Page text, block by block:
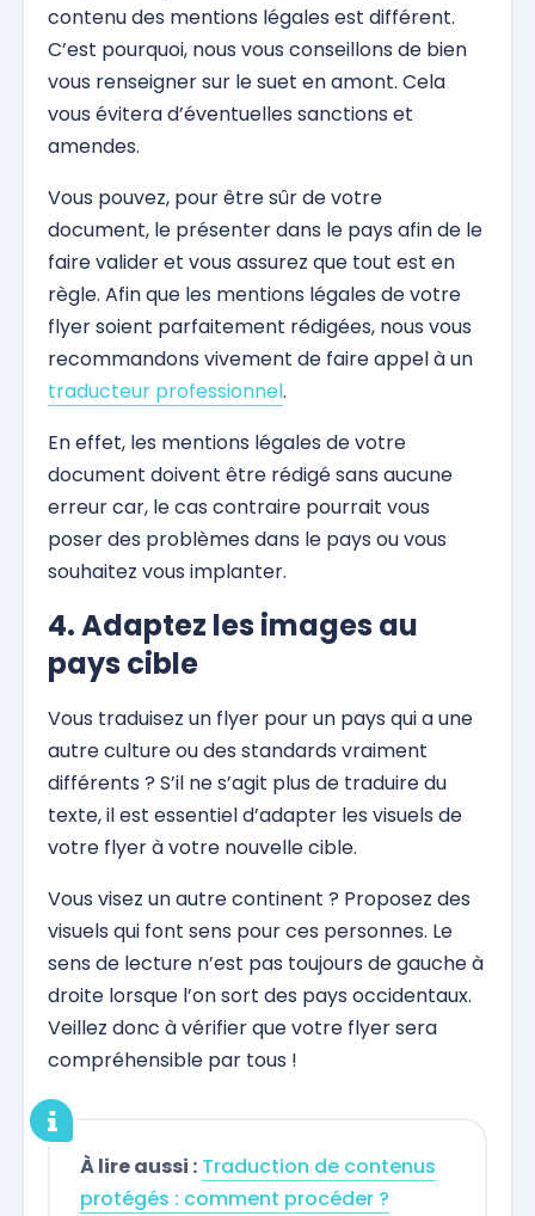
contenu des mentions légales est différent.
C’est pourquoi, nous vous conseillons de bien
vous renseigner sur le suet en amont. Cela
vous évitera d’éventuelles sanctions et
amendes.
Vous pouvez, pour être sûr de votre
document, le présenter dans le pays afin de le
faire valider et vous assurez que tout est en
règle. Afin que les mentions légales de votre
flyer soient parfaitement rédigées, nous vous
recommandons vivement de faire appel à un
traducteur professionnel.
En effet, les mentions légales de votre
document doivent être rédigé sans aucune
erreur car, le cas contraire pourrait vous
poser des problèmes dans le pays ou vous
souhaitez vous implanter.
4. Adaptez les images au
pays cible
Vous traduisez un flyer pour un pays qui a une
autre culture ou des standards vraiment
différents ? S’il ne s’agit plus de traduire du
texte, il est essentiel d’adapter les visuels de
votre flyer à votre nouvelle cible.
Vous visez un autre continent ? Proposez des
visuels qui font sens pour ces personnes. Le
sens de lecture n’est pas toujours de gauche à
droite lorsque l’on sort des pays occidentaux.
Veillez donc à vérifier que votre flyer sera
compréhensible par tous !
À lire aussi : Traduction de contenus
protégés : comment procéder ?